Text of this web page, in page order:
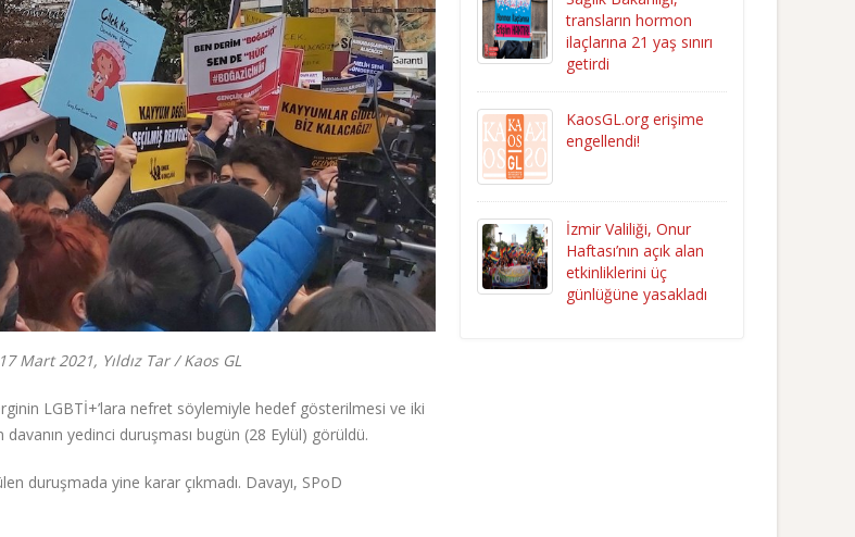
Mart 2021, Yıldız Tar / Kaos GL
LGBTİ+’lara nefret söylemiyle hedef gösterilmesi ve iki
yedinci duruşması bugün (28 Eylül) görüldü.
duruşmada yine karar çıkmadı. Davayı, SPoD
transların hormon
ilaçlarına 21 yaş sınırı
getirdi
KaosGL.org erişime
engellendi!
İzmir Valiliği, Onur
Haftası’nın açık alan
etkinliklerini üç
günlüğüne yasakladı